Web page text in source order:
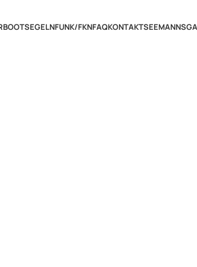
SEGELNFUNK/FKNFAQKONTAKT